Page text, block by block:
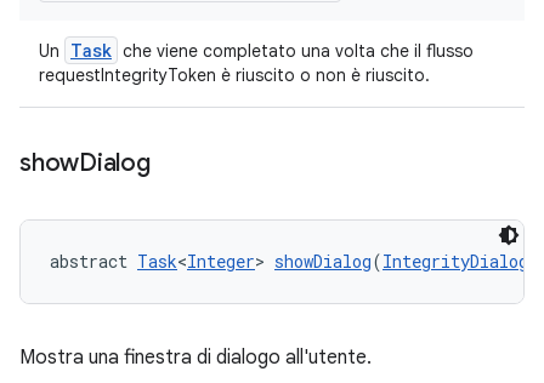
Un Task che viene completato una volta che il flusso
requestIntegrityToken è riuscito o non è riuscito.
showDialog
abstract Task<Integer> showDialog(
Mostra una finestra di dialogo all'utente.